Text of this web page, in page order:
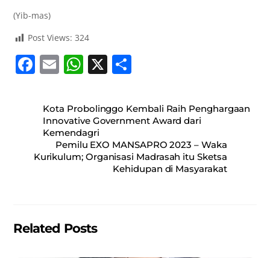
(Yib-mas)
Post Views: 324
F
c
e
b
o
E
ai
l
W
at
s
A
p
X
ar
e
Kota Probolinggo Kembali Raih Penghargaan
Innovative Government Award dari
Kemendagri
Pemilu EXO MANSAPRO 2023 – Waka
Kurikulum; Organisasi Madrasah itu Sketsa
Kehidupan di Masyarakat
Related Posts